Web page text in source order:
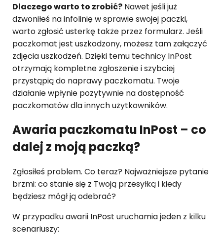
Dlaczego warto to zrobić? Nawet jeśli już
dzwoniłeś na infolinię w sprawie swojej paczki,
warto zgłosić usterkę także przez formularz. Jeśli
paczkomat jest uszkodzony, możesz tam załączyć
zdjęcia uszkodzeń. Dzięki temu technicy InPost
otrzymają kompletne zgłoszenie i szybciej
przystąpią do naprawy paczkomatu. Twoje
działanie wpłynie pozytywnie na dostępność
paczkomatów dla innych użytkowników.
Awaria paczkomatu InPost – co
dalej z moją paczką?
Zgłosiłeś problem. Co teraz? Najważniejsze pytanie
brzmi: co stanie się z Twoją przesyłką i kiedy
będziesz mógł ją odebrać?
W przypadku awarii InPost uruchamia jeden z kilku
scenariuszy: